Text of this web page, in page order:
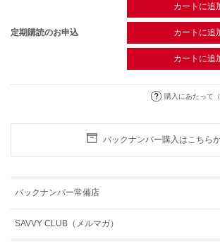
定期購読のお申込
カートに追
カートに追
カートに追
購入にあたって
バックナンバー購入はこちら
バックナンバー常備店
SAVVY CLUB（メルマガ）